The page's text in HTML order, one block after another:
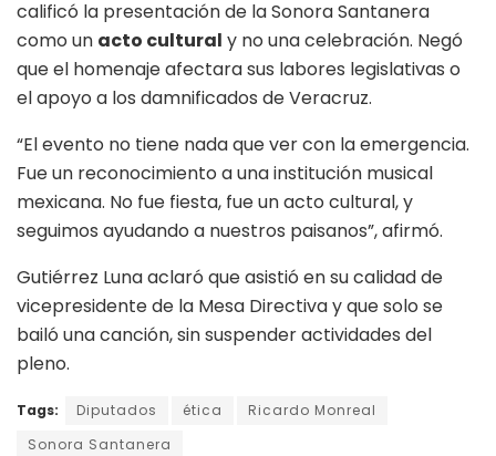
calificó la presentación de la Sonora Santanera
como un acto cultural y no una celebración. Negó
que el homenaje afectara sus labores legislativas o
el apoyo a los damnificados de Veracruz.
“El evento no tiene nada que ver con la emergencia.
Fue un reconocimiento a una institución musical
mexicana. No fue fiesta, fue un acto cultural, y
seguimos ayudando a nuestros paisanos”, afirmó.
Gutiérrez Luna aclaró que asistió en su calidad de
vicepresidente de la Mesa Directiva y que solo se
bailó una canción, sin suspender actividades del
pleno.
Tags: Diputados ética
Ricardo Monreal
Sonora Santanera